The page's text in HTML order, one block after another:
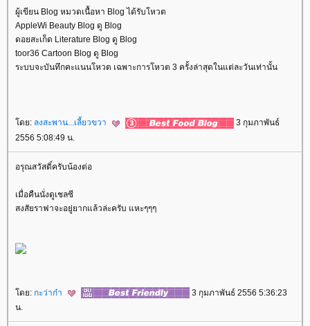
ผู้เขียน Blog หมวดเนื้อหา Blog ได้รับโหวต
AppleWi Beauty Blog ดู Blog
ดอยสะเก็ด Literature Blog ดู Blog
toor36 Cartoon Blog ดู Blog
ระบบจะบันทึกคะแนนโหวต เฉพาะการโหวต 3 ครั้งล่าสุดในแต่ละวันเท่านั้น
ดย: ลงสะพาน...เลี้ยวขวา
3 กุมภาพันธ์
2556 5:08:49 น.
อรุณสวัสดิ์ครับน้องต่อ
เมื่อคืนนั่งดูเชลซี
สงสัยราฟาจะอยู่ยากแล้วล่ะครับ แหะๆๆๆ
ดย: กะว่าก๋า
3 กุมภาพันธ์ 2556 5:36:23
น.